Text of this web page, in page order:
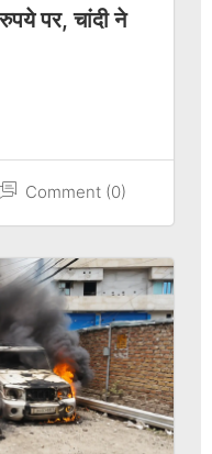
पर, चांदी ने
Comment (0)